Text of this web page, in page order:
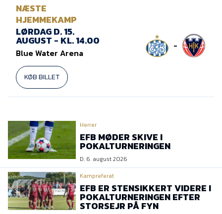
NÆSTE
HJEMMEKAMP
LØRDAG D. 15.
AUGUST - KL. 14.00
Blue Water Arena
KØB BILLET
-
Herrer
EFB MØDER SKIVE I
POKALTURNERINGEN
D. 6. august 2026
Kampreferat
EFB ER STENSIKKERT VIDERE I
POKALTURNERINGEN EFTER
STORSEJR PÅ FYN